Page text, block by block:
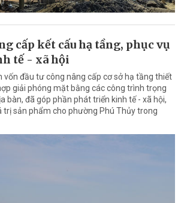
cấp kết cấu hạ tầng, phục vụ
tế - xã hội
vốn đầu tư công nâng cấp cơ sở hạ tầng thiết
giải phóng mặt bằng các công trình trọng
bàn, đã góp phần phát triển kinh tế - xã hội,
sản phẩm cho phường Phú Thủy trong